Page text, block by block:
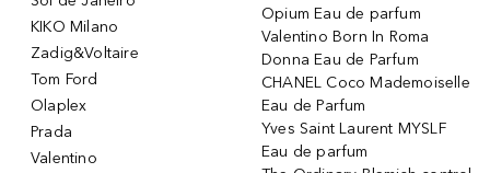
KIKO Milano
Zadig&Voltaire
Tom Ford
Olaplex
Prada
Valentino
Opium Eau de parfum
Valentino Born In Roma
Donna Eau de Parfum
CHANEL Coco Mademoiselle
Eau de Parfum
Yves Saint Laurent MYSLF
Eau de parfum